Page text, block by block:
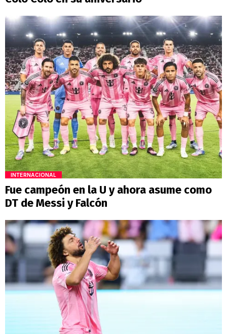
INTERNACIONAL
Fue campeón en la U y ahora asume como
DT de Messi y Falcón